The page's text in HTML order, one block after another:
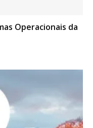
Operacionais da